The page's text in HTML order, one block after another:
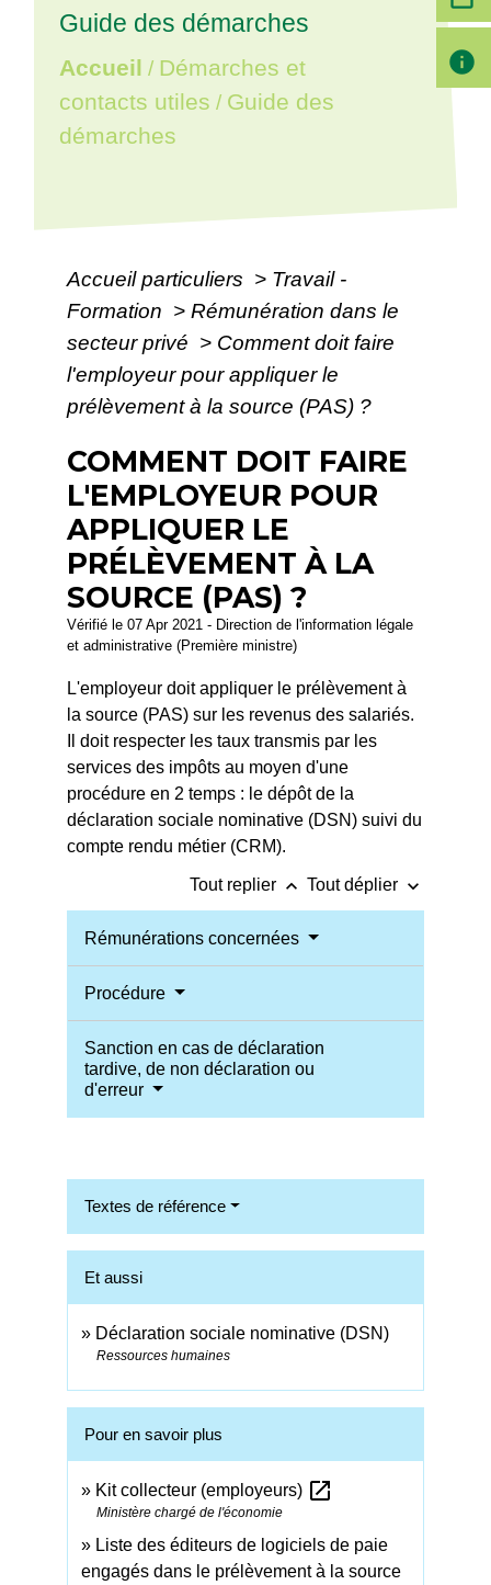
Guide des démarches
Accueil / Démarches et
contacts utiles / Guide des
démarches
Accueil particuliers > Travail -
Formation > Rémunération dans le
secteur privé > Comment doit faire
l'employeur pour appliquer le
prélèvement à la source (PAS) ?
COMMENT DOIT FAIRE
L'EMPLOYEUR POUR
APPLIQUER LE
PRÉLÈVEMENT À LA
SOURCE (PAS) ?
Vérifié le 07 Apr 2021 - Direction de l'information légale
et administrative (Première ministre)
L'employeur doit appliquer le prélèvement à
la source (PAS) sur les revenus des salariés.
Il doit respecter les taux transmis par les
services des impôts au moyen d'une
procédure en 2 temps : le dépôt de la
déclaration sociale nominative (DSN) suivi du
compte rendu métier (CRM).
Tout replier keyboard_arrow_up Tout déplier keyboard_arrow_down
Rémunérations concernées
Procédure
Sanction en cas de déclaration
tardive, de non déclaration ou
d'erreur
Textes de référence
Et aussi
Déclaration sociale nominative (DSN)
Ressources humaines
Pour en savoir plus
Kit collecteur (employeurs) open_in_new
Ministère chargé de l'économie
Liste des éditeurs de logiciels de paie
engagés dans le prélèvement à la source
info